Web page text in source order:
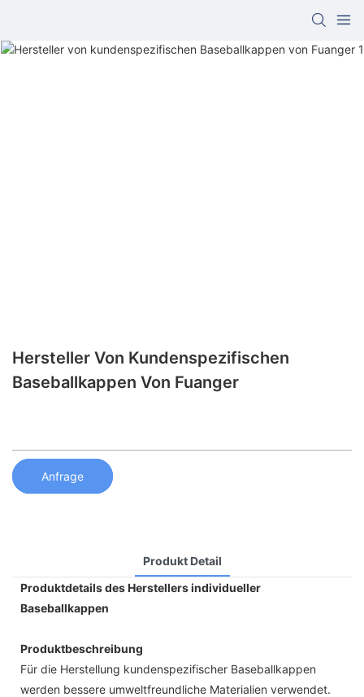
Hersteller Von Kundenspezifischen
Baseballkappen Von Fuanger
Anfrage
Produkt Detail
Produktdetails des Herstellers individueller
Baseballkappen
Produktbeschreibung
Für die Herstellung kundenspezifischer Baseballkappen
werden bessere umweltfreundliche Materialien verwendet.